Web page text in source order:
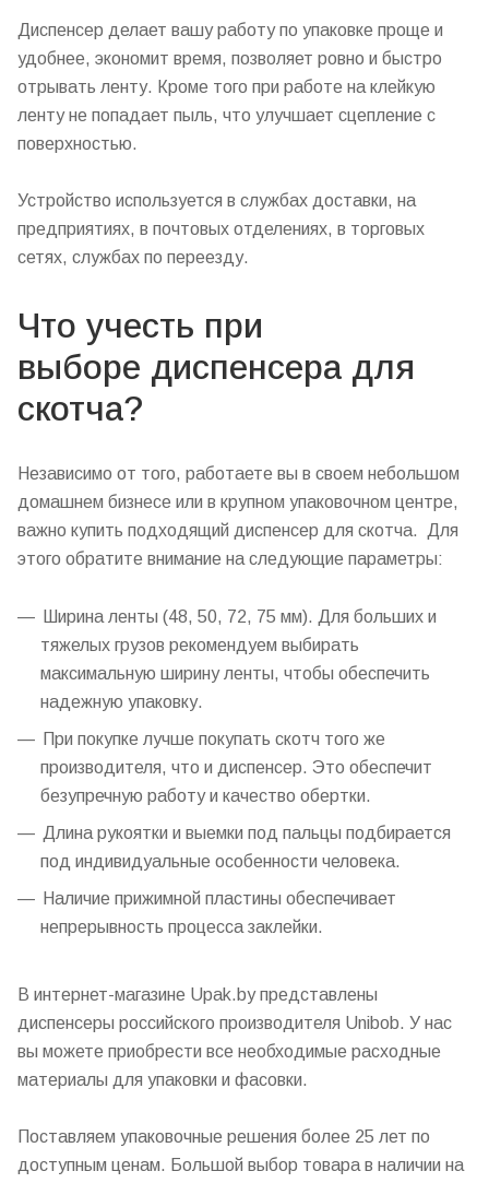
Диспенсер делает вашу работу по упаковке проще и
удобнее, экономит время, позволяет ровно и быстро
отрывать ленту. Кроме того при работе на клейкую
ленту не попадает пыль, что улучшает сцепление с
поверхностью.
Устройство используется в службах доставки, на
предприятиях, в почтовых отделениях, в торговых
сетях, службах по переезду.
Что учесть при
выборе диспенсера для
скотча?
Независимо от того, работаете вы в своем небольшом
домашнем бизнесе или в крупном упаковочном центре,
важно купить подходящий диспенсер для скотча. Для
этого обратите внимание на следующие параметры:
Ширина ленты (48, 50, 72, 75 мм). Для больших и
тяжелых грузов рекомендуем выбирать
максимальную ширину ленты, чтобы обеспечить
надежную упаковку.
При покупке лучше покупать скотч того же
производителя, что и диспенсер. Это обеспечит
безупречную работу и качество обертки.
Длина рукоятки и выемки под пальцы подбирается
под индивидуальные особенности человека.
Наличие прижимной пластины обеспечивает
непрерывность процесса заклейки.
В интернет-магазине Upak.by представлены
диспенсеры российского производителя Unibob. У нас
вы можете приобрести все необходимые расходные
материалы для упаковки и фасовки.
Поставляем упаковочные решения более 25 лет по
доступным ценам. Большой выбор товара в наличии на